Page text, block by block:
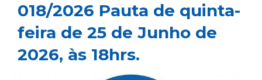
018/2026 Pauta de quinta-
feira de 25 de Junho de
2026, às 18hrs.